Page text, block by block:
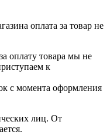
оплата за товар не
оплату товара мы не
к
с момента оформления
лиц. От